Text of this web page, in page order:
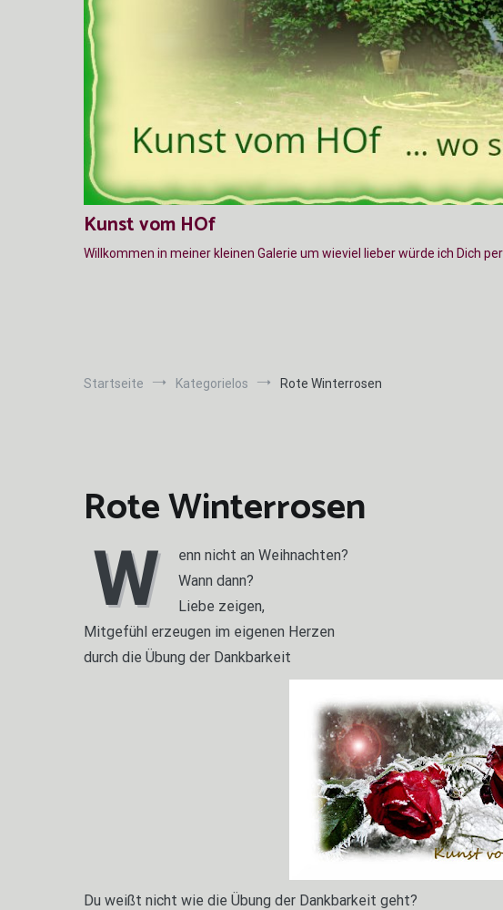
Kunst vom HOf
Willkommen in meiner kleinen Galerie um wieviel lieber würde ich Dich
Startseite Kategorielos Rote Winterrosen
Rote Winterrosen
W
enn nicht an Weihnachten?
Wann dann?
Liebe zeigen,
Mitgefühl erzeugen im eigenen Herzen
durch die Übung der Dankbarkeit
Du weißt nicht wie die Übung der Dankbarkeit geht?